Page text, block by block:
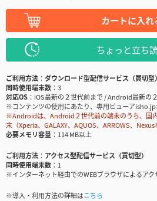
カートに入れ
ちょっと立ち
ご利用方法
ダウンロード型配信サービス（買切型）
同時使用端末数
3
対応OS
iOS最新の２世代前まで / Android最新の
※コンテンツの使用にあたり、専用ビューア
※Androidは、Android２世代前の端末のうち、国
末（Xperia、GALAXY、AQUOS、ARROWS、
必要メモリ容量
114 MB以上
ご利用方法
アクセス型配信サービス（買切型）
同時使用端末数
1
※インターネット経由でのWEBブラウザによるアク
※導入・利用方法の詳細はこちら